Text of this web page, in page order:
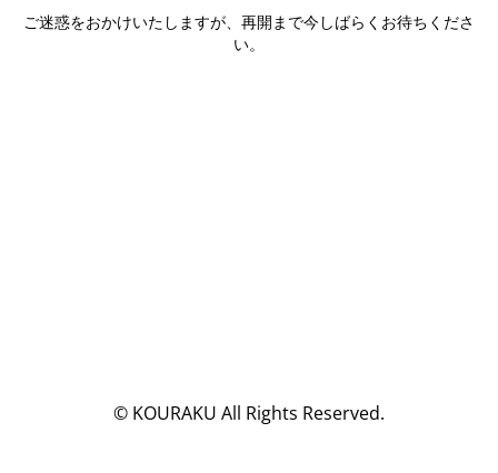
ご迷惑をおかけいたしますが、再開まで今しばらくお待ちくださ
い。
© KOURAKU All Rights Reserved.